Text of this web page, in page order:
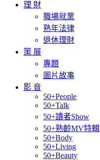
理 財
職場就業
熟年法律
退休理財
策 展
專題
圖片故事
影 音
50+People
50+Talk
50+讀者Show
50+熟齡MV特輯
50+Body
50+Living
50+Beauty